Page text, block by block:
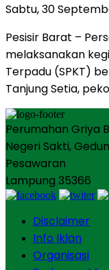
Sabtu, 30
Pesisir Barat –
melaksanakan
Terpadu (SPKT)
Tanjung Setia,
Perumahan Griya
Negeri Sakti,
Pesawaran
Lampung 35366
Disclaimer
Info Iklan
Organisasi